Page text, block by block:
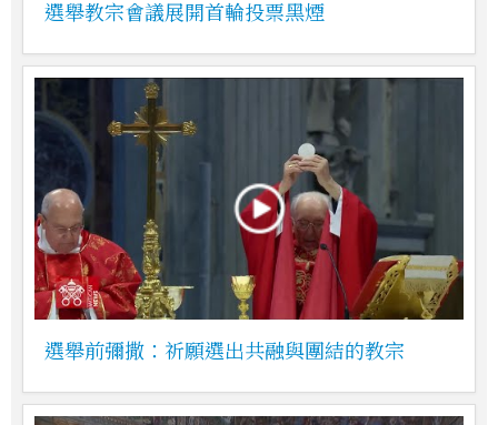
選舉教宗會議展開首輪投票黑煙
選舉前彌撒：祈願選出共融與團結的教宗